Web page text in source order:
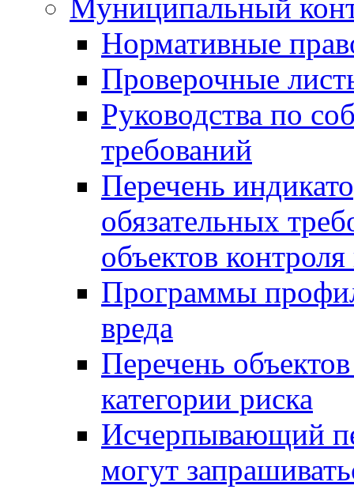
Муниципальный
Нормативные
Проверочные
Руководства по
требований
Перечень
обязательных
объектов
Программы
вреда
Перечень
категории риска
Исчерпывающий
могут